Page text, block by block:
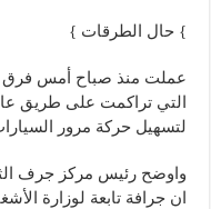
} حال الطرقات }
عملت منذ صباح أمس فرق
التي تراكمت على طريق
لتسهيل حركة مرور
واوضح رئيس مركز جرف
ان جرافة تابعة لوزارة